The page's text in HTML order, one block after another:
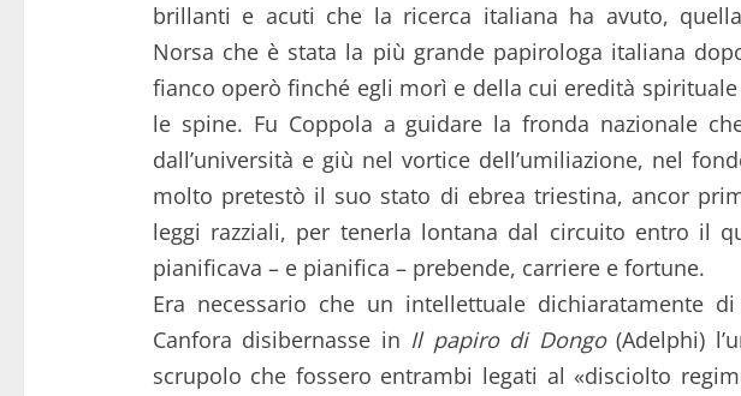
brillanti e acuti che la ricerca italiana ha avuto,
Norsa che è stata la più grande papirologa italiana
fianco operò finché egli morì e della cui eredità
le spine. Fu Coppola a guidare la fronda nazionale
dall’università e giù nel vortice dell’umiliazione, nel
molto pretestò il suo stato di ebrea triestina, ancor
leggi razziali, per tenerla lontana dal circuito entro il
pianificava – e pianifica – prebende, carriere e fortune.
Era necessario che un intellettuale dichiaratamente
Canfora disibernasse in Il papiro di Dongo(Adelphi)
scrupolo che fossero entrambi legati al «disciolto